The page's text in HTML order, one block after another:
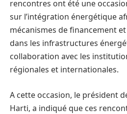
rencontres ont été une
sur l’intégration énergétique
mécanismes de financement
dans les infrastructures
collaboration avec les
régionales et internationales.
A cette occasion, le président de
Harti, a indiqué que ces